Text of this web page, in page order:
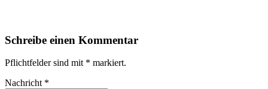
Schreibe einen Kommentar
Pflichtfelder sind mit * markiert.
Nachricht *